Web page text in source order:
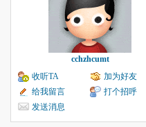
cchzhcumt
收听TA
加为好友
给我留言
打个招呼
发送消息